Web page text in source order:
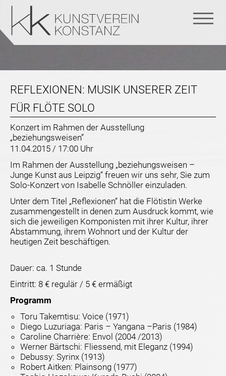
Navigation
überspringen
REFLEXIONEN: MUSIK UNSERER ZEIT
FÜR FLÖTE SOLO
Konzert im Rahmen der Ausstellung
„beziehungsweisen”
11.04.2015 / 17:00 Uhr
Im Rahmen der Ausstellung „beziehungsweisen –
Junge Kunst aus Leipzig“ freuen wir uns sehr, Sie zum
Solo-Konzert von Isabelle Schnöller einzuladen.
Unter dem Titel „Reflexionen“ hat die Flötistin Werke
zusammengestellt in denen zum Ausdruck kommt, wie
sich die jeweiligen Komponisten mit ihrer Kultur, ihrer
Abstammung, ihrem Wohnort und der Kultur der
heutigen Zeit beschäftigen.
Dauer: ca. 1 Stunde
Eintritt: 8 € regulär / 5 € ermäßigt
Programm
Toru Takemtisu: Voice (1971)
Diego Luzuriaga: Paris – Yangana –Paris (1984)
Caroline Charrière: Envol (2004 /2013)
Werner Bärtschi: Fliessend, mit Eleganz (1994)
Debussy: Syrinx (1913)
Robert Aitken: Plainsong (1977)